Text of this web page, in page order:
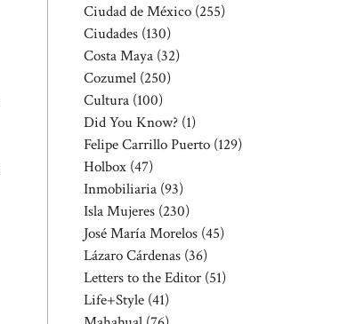
Ciudad de México (255)
Ciudades (130)
Costa Maya (32)
Cozumel (250)
Cultura (100)
Did You Know? (1)
Felipe Carrillo Puerto (129)
Holbox (47)
Inmobiliaria (93)
Isla Mujeres (230)
José María Morelos (45)
Lázaro Cárdenas (36)
Letters to the Editor (51)
Life+Style (41)